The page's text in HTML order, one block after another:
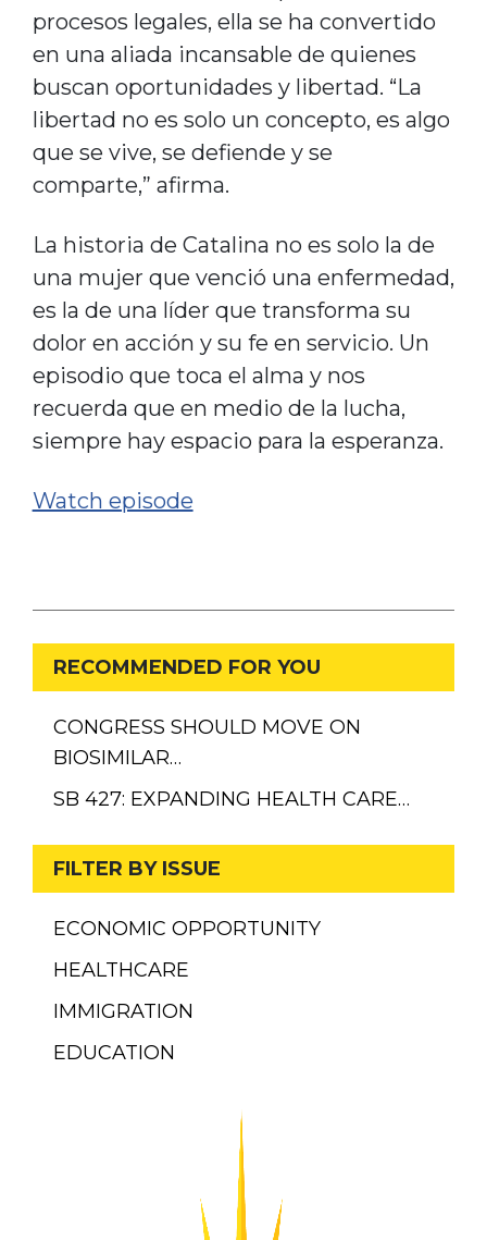
procesos legales, ella se ha convertido
en una aliada incansable de quienes
buscan oportunidades y libertad. “La
libertad no es solo un concepto, es algo
que se vive, se defiende y se
comparte,” afirma.
La historia de Catalina no es solo la de
una mujer que venció una enfermedad,
es la de una líder que transforma su
dolor en acción y su fe en servicio. Un
episodio que toca el alma y nos
recuerda que en medio de la lucha,
siempre hay espacio para la esperanza.
Watch episode
RECOMMENDED FOR YOU
CONGRESS SHOULD MOVE ON
BIOSIMILAR…
SB 427: EXPANDING HEALTH CARE…
FILTER BY ISSUE
ECONOMIC OPPORTUNITY
HEALTHCARE
IMMIGRATION
EDUCATION